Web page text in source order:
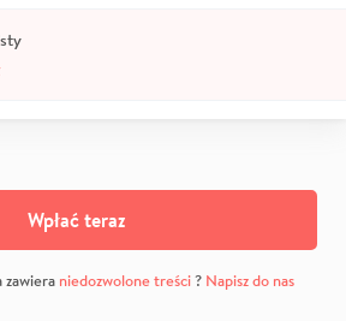
Wpłać teraz
zawiera niedozwolone treści? Napisz do nas